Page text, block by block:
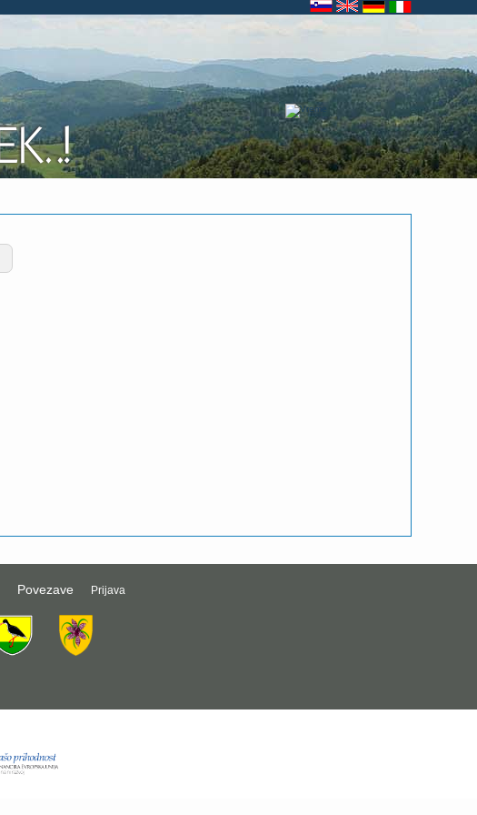
Povezave Prijava